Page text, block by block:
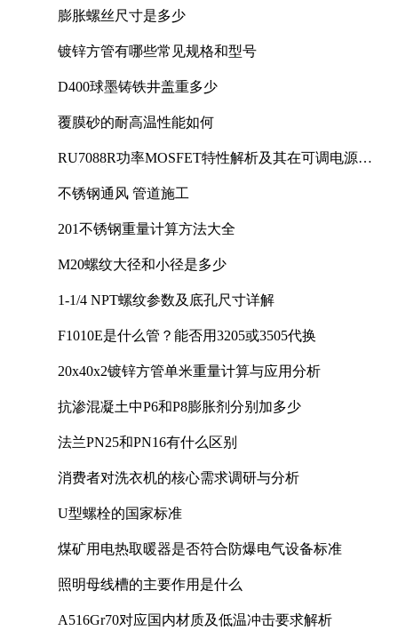
膨胀螺丝尺寸是多少
镀锌方管有哪些常见规格和型号
D400球墨铸铁井盖重多少
覆膜砂的耐高温性能如何
RU7088R功率MOSFET特性解析及其在可调电源设
不锈钢通风 管道施工
201不锈钢重量计算方法大全
M20螺纹大径和小径是多少
1-1/4 NPT螺纹参数及底孔尺寸详解
F1010E是什么管？能否用3205或3505代换
20x40x2镀锌方管单米重量计算与应用分析
抗渗混凝土中P6和P8膨胀剂分别加多少
法兰PN25和PN16有什么区别
消费者对洗衣机的核心需求调研与分析
U型螺栓的国家标准
煤矿用电热取暖器是否符合防爆电气设备标准
照明母线槽的主要作用是什么
A516Gr70对应国内材质及低温冲击要求解析